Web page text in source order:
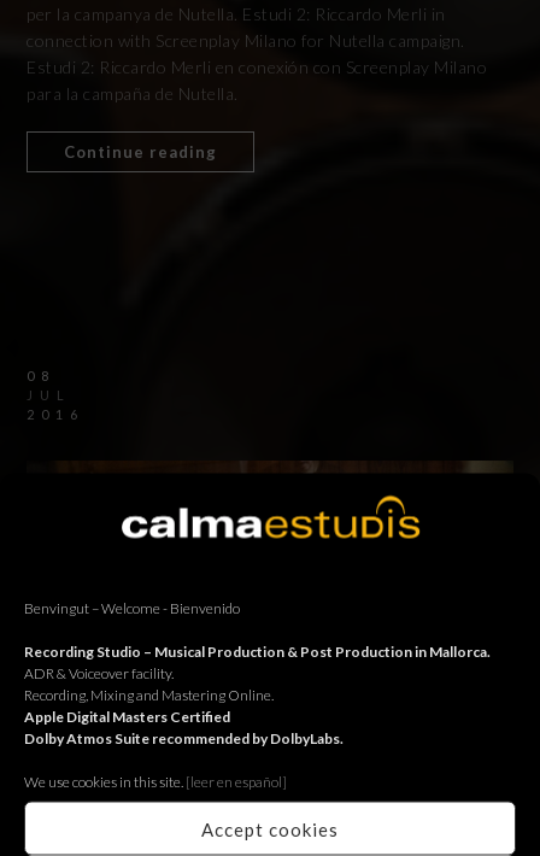
Benvingut – Welcome - Bienvenido
Recording Studio – Musical Production & Post Production in Mallorca.
ADR & Voiceover facility.
Recording, Mixing and Mastering Online.
Apple Digital Masters Certified
Dolby Atmos Suite recommended by DolbyLabs.
We use cookies in this site. [leer en español]
Accept cookies
per la campanya de Nutella. Estudi 2: Riccardo Merli in
connection with Screenplay Milano for Nutella campaign.
Estudi 2: Riccardo Merli en conexión con Screenplay Milano
para la campaña de Nutella.
Continue reading
08
JUL
2016
Nit Project, sessió a l’Estudi 1
Sessió d’enregistrament de pianos i cordes per Nit Project a